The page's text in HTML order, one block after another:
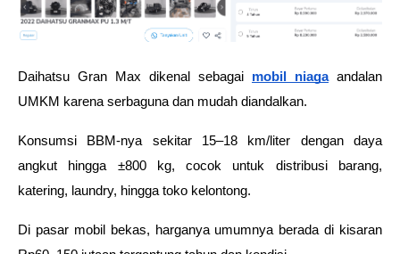
Daihatsu Gran Max dikenal sebagai mobil niaga andalan
UMKM karena serbaguna dan mudah diandalkan.
Konsumsi BBM-nya sekitar 15–18 km/liter dengan daya
angkut hingga ±800 kg, cocok untuk distribusi barang,
katering, laundry, hingga toko kelontong.
Di pasar mobil bekas, harganya umumnya berada di kisaran